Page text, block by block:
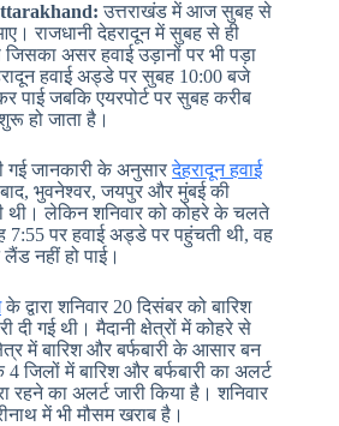
उत्तराखंड में आज सुबह से
राजधानी देहरादून में सुबह से ही
असर हवाई उड़ानों पर भी पड़ा
हवाई अड्डे पर सुबह 10:00 बजे
पाई जबकि एयरपोर्ट पर सुबह करीब
हो जाता है।
गई जानकारी के अनुसारदेहरादून हवाई
भुवनेश्वर, जयपुर और मुंबई की
थी। लेकिन शनिवार को कोहरे के चलते
7:55 पर हवाई अड्डे पर पहुंचती थी, वह
नहीं हो पाई।
के द्वारा शनिवार 20 दिसंबर को बारिश
दी गई थी। मैदानी क्षेत्रों में कोहरे से
में बारिश और बर्फबारी के आसार बन
जिलों में बारिश और बर्फबारी का अलर्ट
रहने का अलर्ट जारी किया है। शनिवार
में भी मौसम खराब है।